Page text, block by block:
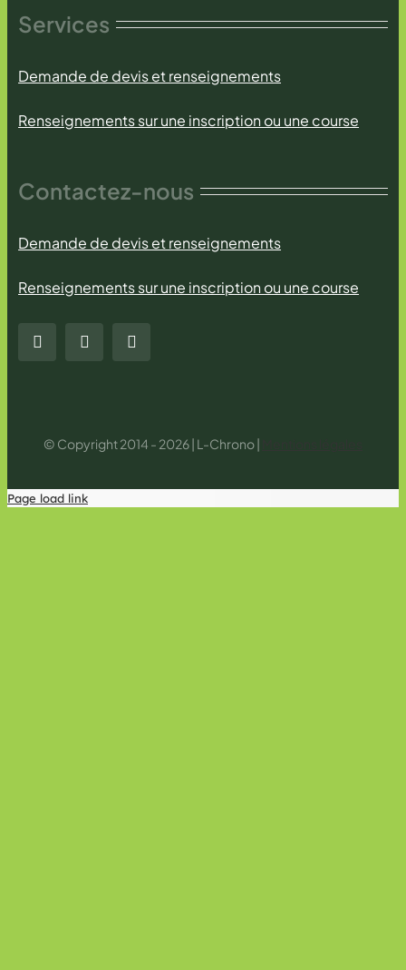
Services
Demande de devis et renseignements
Renseignements sur une inscription ou une course
Contactez-nous
Demande de devis et renseignements
Renseignements sur une inscription ou une course
© Copyright 2014 - 2026 | L-Chrono |
Page load link